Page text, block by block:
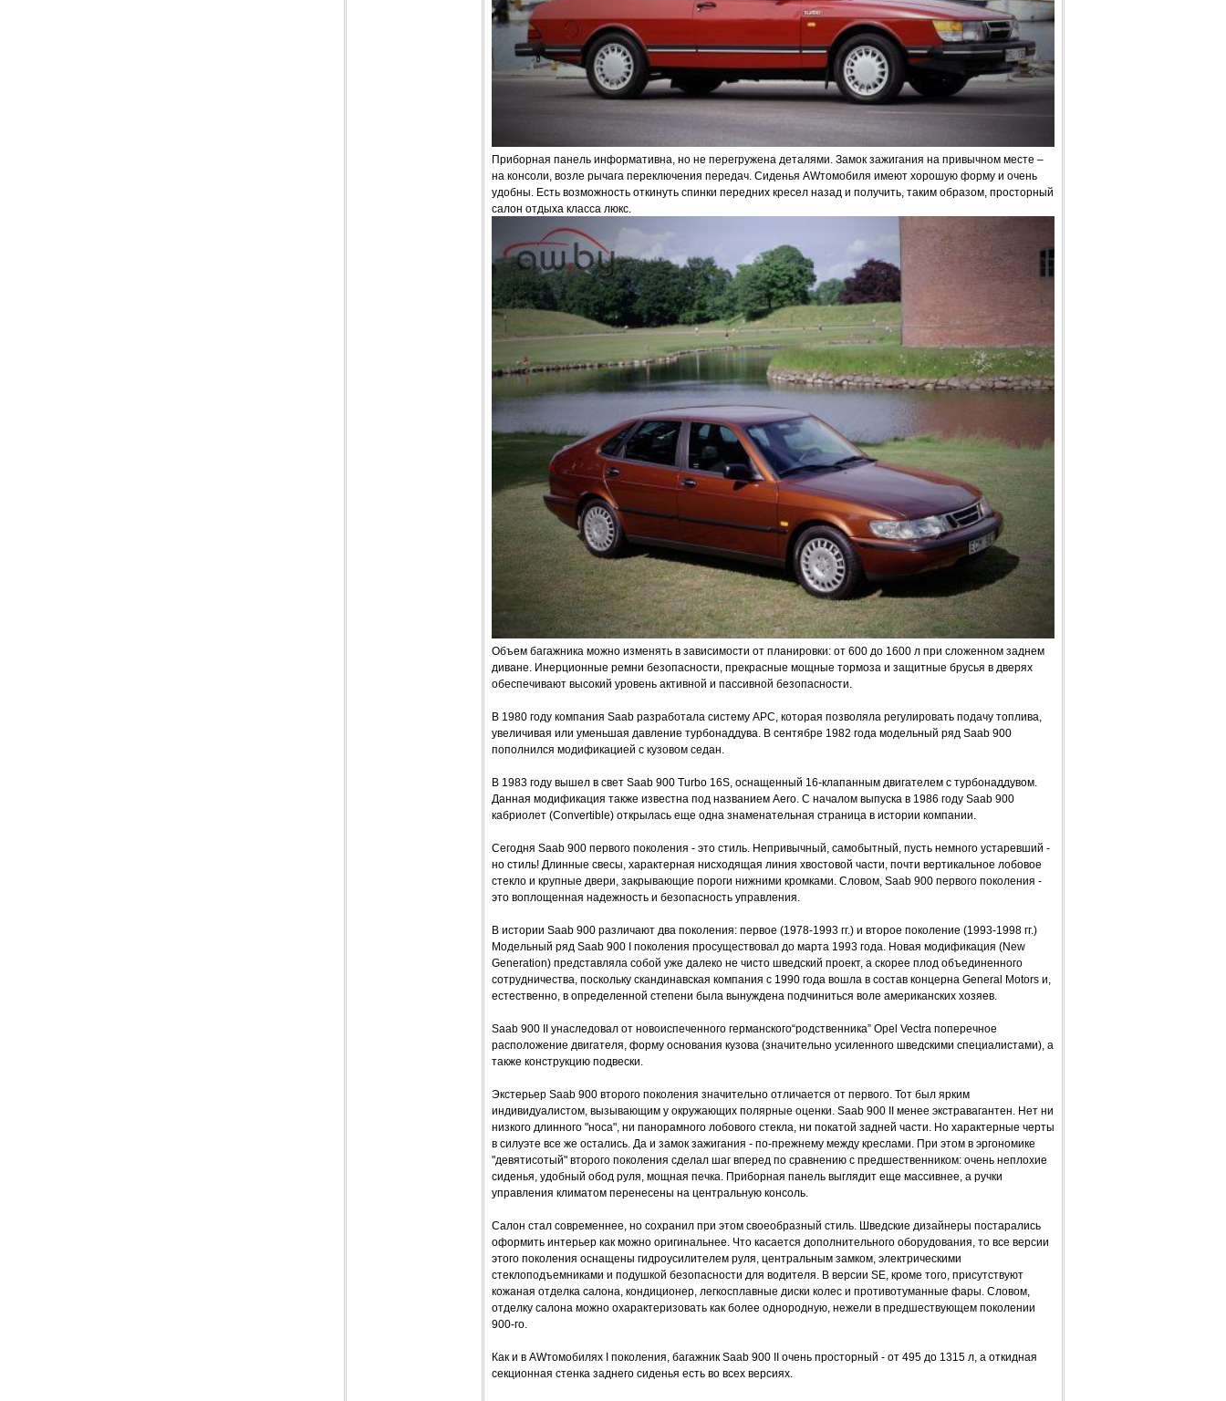
Приборная панель информативна, но не перегружена деталями. Замок зажигания на привычном месте –
на консоли, возле рычага переключения передач. Сиденья AWтомобиля имеют хорошую форму и очень
удобны. Есть возможность откинуть спинки передних кресел назад и получить, таким образом, просторный
салон отдыха класса люкс.
Объем багажника можно изменять в зависимости от планировки: от 600 до 1600 л при сложенном заднем
диване. Инерционные ремни безопасности, прекрасные мощные тормоза и защитные брусья в дверях
обеспечивают высокий уровень активной и пассивной безопасности.
В 1980 году компания Saab разработала систему APC, которая позволяла регулировать подачу топлива,
увеличивая или уменьшая давление турбонаддува. В сентябре 1982 года модельный ряд Saab 900
пополнился модификацией с кузовом седан.
В 1983 году вышел в свет Saab 900 Turbo 16S, оснащенный 16-клапанным двигателем с турбонаддувом.
Данная модификация также известна под названием Aero. С началом выпуска в 1986 году Saab 900
кабриолет (Convertible) открылась еще одна знаменательная страница в истории компании.
Сегодня Saab 900 первого поколения - это стиль. Непривычный, самобытный, пусть немного устаревший -
но стиль! Длинные свесы, характерная нисходящая линия хвостовой части, почти вертикальное лобовое
стекло и крупные двери, закрывающие пороги нижними кромками. Словом, Saab 900 первого поколения -
это воплощенная надежность и безопасность управления.
В истории Saab 900 различают два поколения: первое (1978-1993 гг.) и второе поколение (1993-1998 гг.)
Модельный ряд Saab 900 I поколения просуществовал до марта 1993 года. Новая модификация (New
Generation) представляла собой уже далеко не чисто шведский проект, а скорее плод объединенного
сотрудничества, поскольку скандинавская компания с 1990 года вошла в состав концерна General Motors и,
естественно, в определенной степени была вынуждена подчиниться воле американских хозяев.
Saab 900 II унаследовал от новоиспеченного германского“родственника” Opel Vectra поперечное
расположение двигателя, форму основания кузова (значительно усиленного шведскими специалистами), а
также конструкцию подвески.
Экстерьер Saab 900 второго поколения значительно отличается от первого. Тот был ярким
индивидуалистом, вызывающим у окружающих полярные оценки. Saab 900 II менее экстравагантен. Нет ни
низкого длинного "носа", ни панорамного лобового стекла, ни покатой задней части. Но характерные черты
в силуэте все же остались. Да и замок зажигания - по-прежнему между креслами. При этом в эргономике
"девятисотый" второго поколения сделал шаг вперед по сравнению с предшественником: очень неплохие
сиденья, удобный обод руля, мощная печка. Приборная панель выглядит еще массивнее, а ручки
управления климатом перенесены на центральную консоль.
Салон стал современнее, но сохранил при этом своеобразный стиль. Шведские дизайнеры постарались
оформить интерьер как можно оригинальнее. Что касается дополнительного оборудования, то все версии
этого поколения оснащены гидроусилителем руля, центральным замком, электрическими
стеклоподъемниками и подушкой безопасности для водителя. В версии SE, кроме того, присутствуют
кожаная отделка салона, кондиционер, легкосплавные диски колес и противотуманные фары. Словом,
отделку салона можно охарактеризовать как более однородную, нежели в предшествующем поколении
900-го.
Как и в AWтомобилях I поколения, багажник Saab 900 II очень просторный - от 495 до 1315 л, а откидная
секционная стенка заднего сиденья есть во всех версиях.